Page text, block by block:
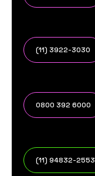
(11) 3922-3030
0800 392 6000
(11) 94832-2553